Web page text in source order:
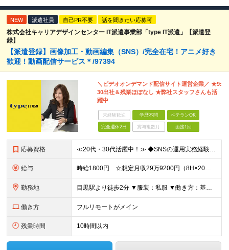
NEW 派遣社員 自己PR不要 話を聞きたい応募可
株式会社キャリアデザインセンター IT派遣事業部「type IT派遣」【派遣登
録】
【派遣登録】画像加工・動画編集（SNS）/完全在宅！アニメ好き
歓迎！動画配信サービス＊/97394
＼ビデオオンデマンド配信サイト運営企業／ ★9:
30出社＆残業ほぼなし ★弊社スタッフさんも活
躍中
未経験歓迎 学歴不問 ベテランOK
完全週休2日 賞与複数月 面接1回
応募資格 ≪20代・30代活躍中！≫ ◆SNSの運用実務経験 ◆Photoshop、Illustrator、Premiere Proの使用経験 ◆アニメへの興味関心 ※ブランクがある方やこれまでのご経験に自信
給与 時給1800円 ☆想定月収29万9200円（8H×20日+残業5H） ※交通費全額支給 ※在宅日数に応じて、在宅勤務手当あり
勤務地 目黒駅より徒歩2分 ▼服装：私服 ▼働き方：基本フルリモート ※業務によっては出社頂く可能性もあります ▼受動喫煙対策：屋内原則禁煙（喫煙専用室あり）
働き方 フルリモートがメイン
残業時間 10時間以内